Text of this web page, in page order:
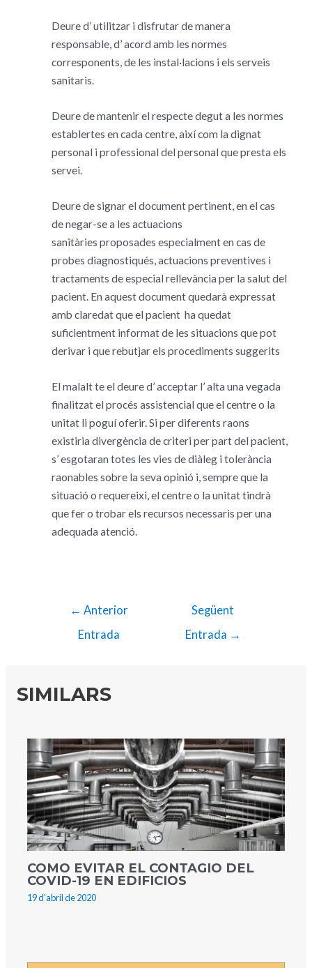
Deure d’ utilitzar i disfrutar de manera
responsable, d’ acord amb les normes
corresponents, de les instal·lacions i els serveis
sanitaris.
Deure de mantenir el respecte degut a les normes
establertes en cada centre, així com la dignat
personal i professional del personal que presta els
servei.
Deure de signar el document pertinent, en el cas
de negar-se a les actuacions
sanitàries proposades especialment en cas de
probes diagnostiqués, actuacions preventives i
tractaments de especial rellevància per la salut del
pacient. En aquest document quedarà expressat
amb claredat que el pacient ha quedat
suficientment informat de les situacions que pot
derivar i que rebutjar els procediments suggerits
El malalt te el deure d’ acceptar l’ alta una vegada
finalitzat el procés assistencial que el centre o la
unitat li poguí oferir. Si per diferents raons
existiria divergència de criteri per part del pacient,
s’ esgotaran totes les vies de diàleg i tolerància
raonables sobre la seva opinió i, sempre que la
situació o requereixi, el centre o la unitat tindrà
que fer o trobar els recursos necessaris per una
adequada atenció.
← Anterior
Entrada
Següent
Entrada →
SIMILARS
COMO EVITAR EL CONTAGIO DEL
COVID-19 EN EDIFICIOS
19 d'abril de 2020